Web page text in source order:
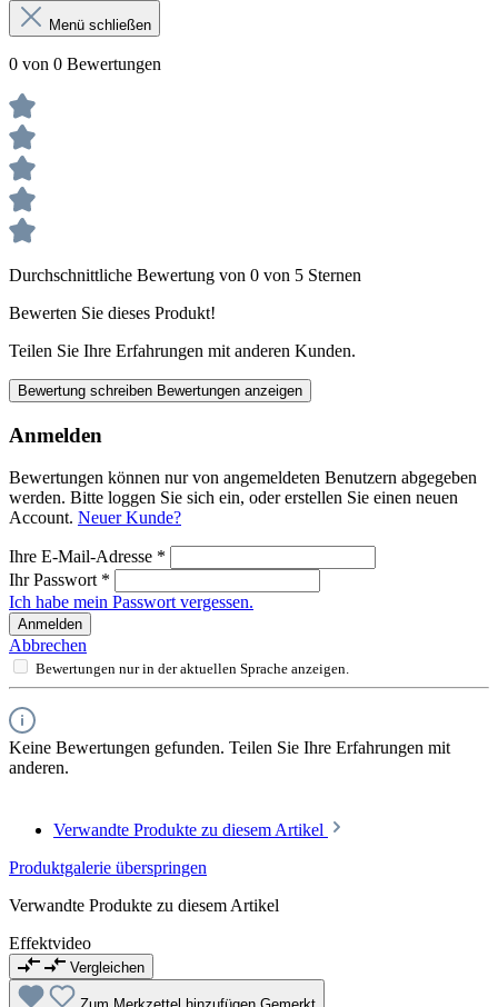
Menü schließen
0 von 0 Bewertungen
Durchschnittliche Bewertung von 0 von 5 Sternen
Bewerten Sie dieses Produkt!
Teilen Sie Ihre Erfahrungen mit anderen Kunden.
Bewertung schreiben Bewertungen anzeigen
Anmelden
Bewertungen können nur von angemeldeten Benutzern abgegeben
werden. Bitte loggen Sie sich ein, oder erstellen Sie einen neuen
Account. Neuer Kunde?
Ihre E-Mail-Adresse *
Ihr Passwort *
Ich habe mein Passwort vergessen.
Anmelden
Abbrechen
Bewertungen nur in der aktuellen Sprache anzeigen.
Keine Bewertungen gefunden. Teilen Sie Ihre Erfahrungen mit
anderen.
Verwandte Produkte zu diesem Artikel
Produktgalerie überspringen
Verwandte Produkte zu diesem Artikel
Effektvideo
Vergleichen